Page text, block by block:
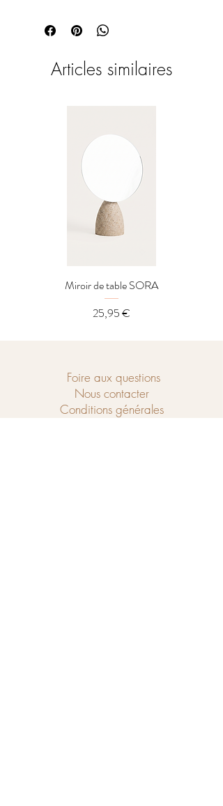
Articles similaires
Miroir de table SORA
Prix
25,95 €
Foire aux questions
Nous contacter
Conditions générales